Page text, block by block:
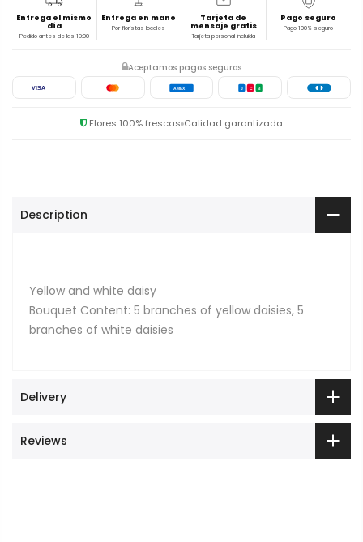
Entrega el mismo
día
Pedido antes de las 19:00
Entrega en mano
Por floristas locales
Tarjeta de
mensaje gratis
Tarjeta personal incluida
Pago seguro
Pago 100% seguro
Aceptamos pagos seguros
VISA AMEX J C B
Flores 100% frescas Calidad garantizada
Description
Yellow and white daisy
Bouquet Content: 5 branches of yellow daisies, 5
branches of white daisies
Delivery
Reviews